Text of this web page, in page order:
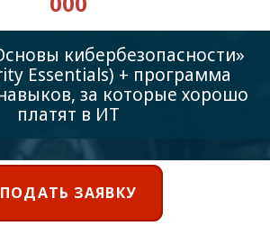
кибербезопасности»
Essentials) + программа
за которые хорошо
платят в ИТ
ПОДАТЬ ЗАЯВКУ